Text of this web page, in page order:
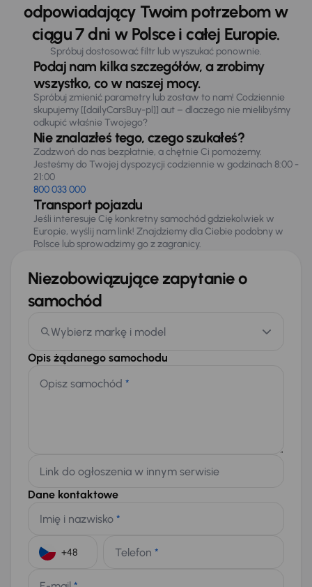
odpowiadający Twoim potrzebom w
ciągu 7 dni w Polsce i całej Europie.
Spróbuj dostosować filtr lub wyszukać ponownie.
Podaj nam kilka szczegółów, a zrobimy
wszystko, co w naszej mocy.
Spróbuj zmienić parametry lub zostaw to nam! Codziennie
skupujemy [[dailyCarsBuy-pl]] aut – dlaczego nie mielibyśmy
odkupić właśnie Twojego?
Nie znalazłeś tego, czego szukałeś?
Zadzwoń do nas bezpłatnie, a chętnie Ci pomożemy.
Jesteśmy do Twojej dyspozycji codziennie w godzinach 8:00 -
21:00
800 033 000
Transport pojazdu
Jeśli interesuje Cię konkretny samochód gdziekolwiek w
Europie, wyślij nam link! Znajdziemy dla Ciebie podobny w
Polsce lub sprowadzimy go z zagranicy.
Niezobowiązujące zapytanie o
samochód
Wybierz markę i model
Opis żądanego samochodu
Opisz samochód *
Link do ogłoszenia w innym serwisie
Dane kontaktowe
Imię i nazwisko *
Telefon *